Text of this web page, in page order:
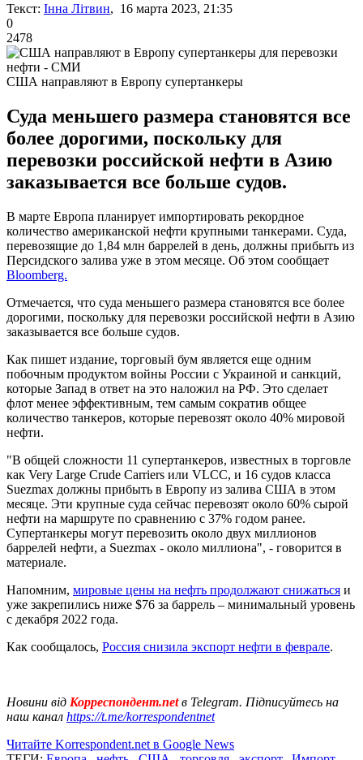
Текст: Інна Літвин, 16 марта 2023, 21:35
0
2478
США направляют в Европу супертанкеры
Суда меньшего размера становятся все
более дорогими, поскольку для
перевозки российской нефти в Азию
заказывается все больше судов.
В марте Европа планирует импортировать рекордное
количество американской нефти крупными танкерами. Суда,
перевозящие до 1,84 млн баррелей в день, должны прибыть из
Персидского залива уже в этом месяце. Об этом сообщает
Bloomberg.
Отмечается, что суда меньшего размера становятся все более
дорогими, поскольку для перевозки российской нефти в Азию
заказывается все больше судов.
Как пишет издание, торговый бум является еще одним
побочным продуктом войны России с Украиной и санкций,
которые Запад в ответ на это наложил на РФ. Это сделает
флот менее эффективным, тем самым сократив общее
количество танкеров, которые перевозят около 40% мировой
нефти.
"В общей сложности 11 супертанкеров, известных в торговле
как Very Large Crude Carriers или VLCC, и 16 судов класса
Suezmax должны прибыть в Европу из залива США в этом
месяце. Эти крупные суда сейчас перевозят около 60% сырой
нефти на маршруте по сравнению с 37% годом ранее.
Супертанкеры могут перевозить около двух миллионов
баррелей нефти, а Suezmax - около миллиона", - говорится в
материале.
Напомним, мировые цены на нефть продолжают снижаться и
уже закрепились ниже $76 за баррель – минимальный уровень
с декабря 2022 года.
Как сообщалось, Россия снизила экспорт нефти в феврале.
Новини від Корреспондент.netв Telegram. Підписуйтесь на
наш канал https://t.me/korrespondentnet
Читайте Korrespondent.net в Google News